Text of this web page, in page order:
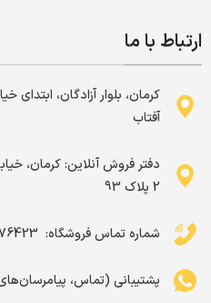
ارتباط با ما
کرمان، بلوار آزادگان، ابتدای
آفتاب
2 پلاک 93
شماره تماس فروشگاه: ‌ 32476423-034
پشتیبانی (تماس، پیامرسان‌های